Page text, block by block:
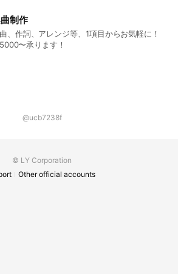
制作
、作詞、アレンジ等、1項目からお気軽に！
〜承ります！
@ucb7238f
© LY Corporation
Other official accounts